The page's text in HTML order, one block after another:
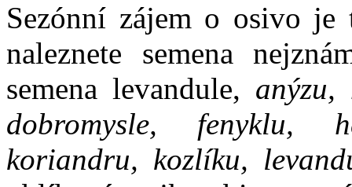
Sezónní zájem o osivo
naleznete semena
semena levandule, anýzu,
dobromysle, fenyklu,
koriandru, kozlíku,